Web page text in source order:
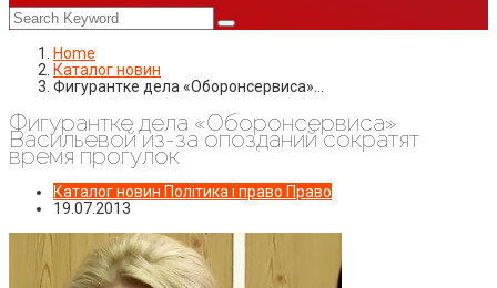
Home
Каталог новин
Фигурантке дела «Оборонсервиса»…
Фигурантке дела «Оборонсервиса»
Васильевой из-за опозданий сократят
время прогулок
Каталог новин Політика і право Право
19.07.2013